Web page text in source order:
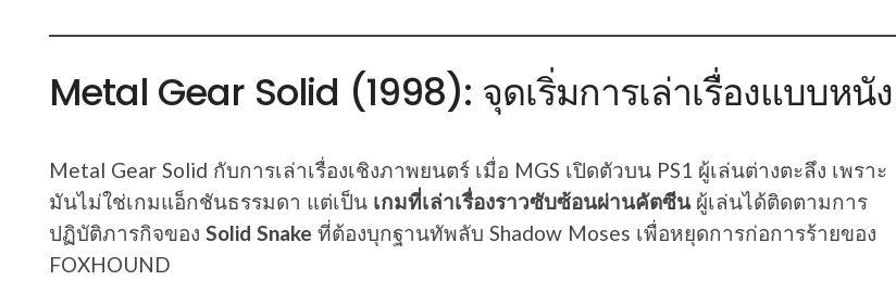
Metal Gear Solid (1998): จุดเริ่มการเล่าเรื่องแบบหนัง
Metal Gear Solid กับการเล่าเรื่องเชิงภาพยนตร์ เมื่อ MGS เปิดตัวบน PS1 ผู้เล่นต่างตะลึง เพราะ
มันไม่ใช่เกมแอ็กชันธรรมดา แต่เป็น เกมที่เล่าเรื่องราวซับซ้อนผ่านคัตซีนผู้เล่นได้ติดตามการ
ปฏิบัติภารกิจของ Solid Snake ที่ต้องบุกฐานทัพลับ Shadow Moses เพื่อหยุดการก่อการร้ายของ
FOXHOUND